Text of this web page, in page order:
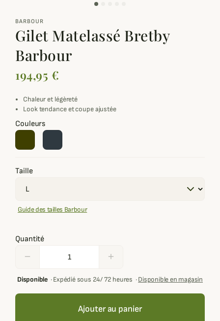
BARBOUR
Gilet Matelassé Bretby
Barbour
194,95 €
Chaleur et légèreté
Look tendance et coupe ajustée
Couleurs
Taille
Guide des tailles Barbour
Quantité
remove add
Disponible·Expédié sous 24/ 72 heures ·Disponible en magasin
Ajouter au panier